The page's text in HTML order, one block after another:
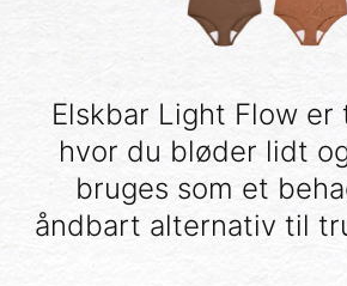
Elskbar Light Flow er
hvor du bløder lidt
bruges som et
åndbart alternativ til